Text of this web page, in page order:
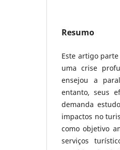
Resumo
Este artigo
uma crise
ensejou a
entanto, seus
demanda
impactos no
como objetivo
serviços